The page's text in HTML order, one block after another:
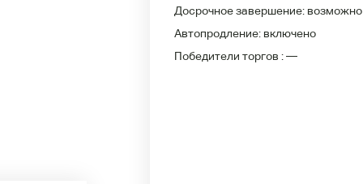
Досрочное завершение: возможно
Автопродление: включено
Победители торгов :—